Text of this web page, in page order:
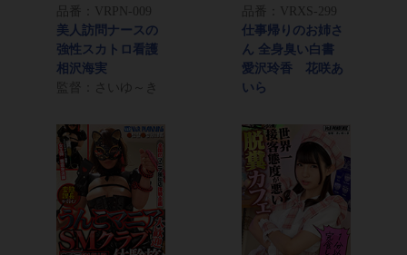
品番：VRPN-009
美人訪問ナースの
強性スカトロ看護
相沢海実
監督：さいゆ～き
品番：VRXS-299
仕事帰りのお姉さ
ん 全身臭い白書
愛沢玲香 花咲あ
いら